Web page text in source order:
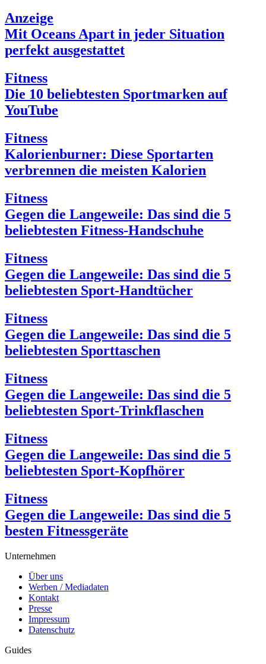
Anzeige
Mit Oceans Apart in jeder Situation
perfekt ausgestattet
Fitness
Die 10 beliebtesten Sportmarken auf
YouTube
Fitness
Kalorienburner: Diese Sportarten
verbrennen die meisten Kalorien
Fitness
Gegen die Langeweile: Das sind die 5
beliebtesten Fitness-Handschuhe
Fitness
Gegen die Langeweile: Das sind die 5
beliebtesten Sport-Handtücher
Fitness
Gegen die Langeweile: Das sind die 5
beliebtesten Sporttaschen
Fitness
Gegen die Langeweile: Das sind die 5
beliebtesten Sport-Trinkflaschen
Fitness
Gegen die Langeweile: Das sind die 5
beliebtesten Sport-Kopfhörer
Fitness
Gegen die Langeweile: Das sind die 5
besten Fitnessgeräte
Unternehmen
Über uns
Werben / Mediadaten
Kontakt
Presse
Impressum
Datenschutz
Guides